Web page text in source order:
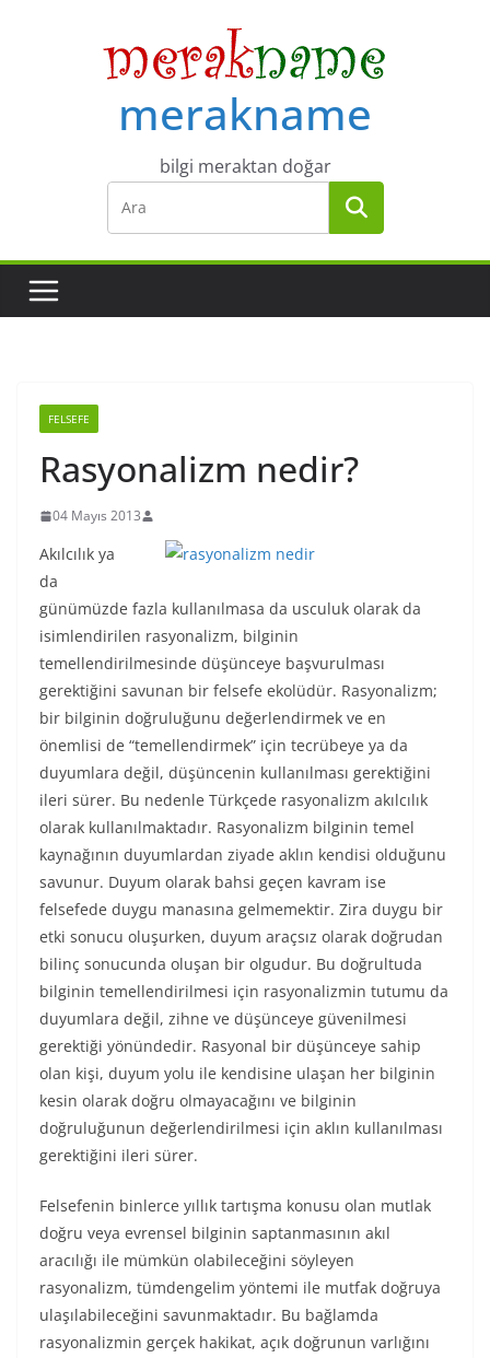
merakname
bilgi meraktan doğar
FELSEFE
Rasyonalizm nedir?
04 Mayıs 2013
Akılcılık ya
da
günümüzde fazla kullanılmasa da usculuk olarak da
isimlendirilen rasyonalizm, bilginin
temellendirilmesinde düşünceye başvurulması
gerektiğini savunan bir felsefe ekolüdür. Rasyonalizm;
bir bilginin doğruluğunu değerlendirmek ve en
önemlisi de “temellendirmek” için tecrübeye ya da
duyumlara değil, düşüncenin kullanılması gerektiğini
ileri sürer. Bu nedenle Türkçede rasyonalizm akılcılık
olarak kullanılmaktadır. Rasyonalizm bilginin temel
kaynağının duyumlardan ziyade aklın kendisi olduğunu
savunur. Duyum olarak bahsi geçen kavram ise
felsefede duygu manasına gelmemektir. Zira duygu bir
etki sonucu oluşurken, duyum araçsız olarak doğrudan
bilinç sonucunda oluşan bir olgudur. Bu doğrultuda
bilginin temellendirilmesi için rasyonalizmin tutumu da
duyumlara değil, zihne ve düşünceye güvenilmesi
gerektiği yönündedir. Rasyonal bir düşünceye sahip
olan kişi, duyum yolu ile kendisine ulaşan her bilginin
kesin olarak doğru olmayacağını ve bilginin
doğruluğunun değerlendirilmesi için aklın kullanılması
gerektiğini ileri sürer.
Felsefenin binlerce yıllık tartışma konusu olan mutlak
doğru veya evrensel bilginin saptanmasının akıl
aracılığı ile mümkün olabileceğini söyleyen
rasyonalizm, tümdengelim yöntemi ile mutfak doğruya
ulaşılabileceğini savunmaktadır. Bu bağlamda
rasyonalizmin gerçek hakikat, açık doğrunun varlığını